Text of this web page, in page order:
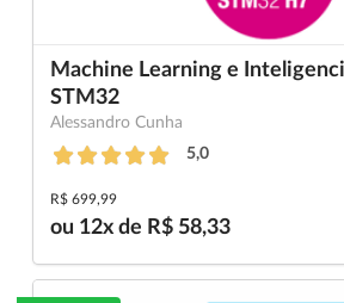
Machine Learning e
STM32
Alessandro Cunha
5,0
R$ 699,99
ou 12x de R$ 58,33